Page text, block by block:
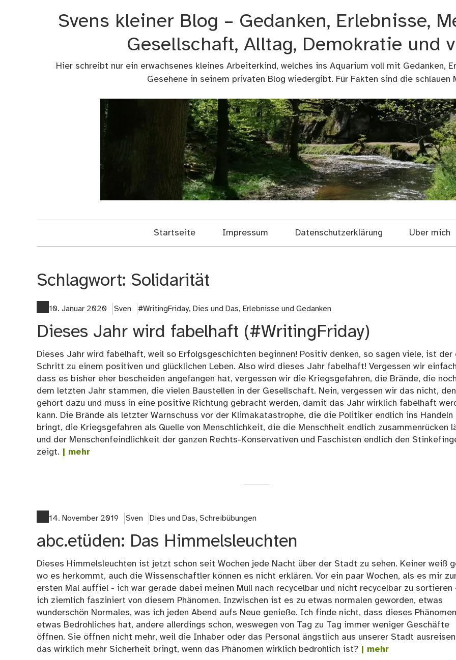
Svens kleiner Blog – Gedanken, Erlebnisse,
Gesellschaft, Alltag, Demokratie und
Hier schreibt nur ein erwachsenes kleines Arbeiterkind, welches ins Aquarium voll mit Gedanken,
Gesehene in seinem privaten Blog wiedergibt. Für Fakten sind die schlauen
Startseite Impressum Datenschutzerklärung Über mich
Schlagwort: Solidarität
10. Januar 2020 Sven #WritingFriday, Dies und Das, Erlebnisse und Gedanken
Dieses Jahr wird fabelhaft (#WritingFriday)
Dieses Jahr wird fabelhaft, weil so Erfolgsgeschichten beginnen! Positiv denken, so sagen viele, ist der
Schritt zu einem positiven und glücklichen Leben. Also wird dieses Jahr fabelhaft! Vergessen wir
dass es bisher eher bescheiden angefangen hat, vergessen wir die Kriegsgefahren, die Brände, die
dem letzten Jahr stammen, die vielen Baustellen in der Gesellschaft. Nein, vergessen wir das nicht,
gehört dazu und muss in eine positive Richtung gebracht werden, damit das Jahr wirklich fabelhaft
kann. Die Brände als letzter Warnschuss vor der Klimakatastrophe, die die Politiker endlich ins Handeln
bringt, die Kriegsgefahren als Quelle von Menschlichkeit, die die Menschheit endlich zusammenrücken
und der Menschenfeindlichkeit der ganzen Rechts-Konservativen und Faschisten endlich den
zeigt. | mehr
14. November 2019 Sven Dies und Das,Schreibübungen
abc.etüden: Das Himmelsleuchten
Dieses Himmelsleuchten ist jetzt schon seit Wochen jede Nacht über der Stadt zu sehen. Keiner weiß
wo es herkommt, auch die Wissenschaftler können es nicht erklären. Vor ein paar Wochen, als es mir
ersten Mal auffiel - ich war gerade dabei meinen Müll nach recycelbar und nicht recycelbar zu sortieren
ich ziemlich fasziniert von diesem Phänomen. Inzwischen ist es zu etwas normalen geworden, etwas
wunderschön Normales, was ich jeden Abend aufs Neue genieße. Ich finde nicht, dass dieses Phänomen
etwas Bedrohliches hat, andere allerdings schon, weswegen von Tag zu Tag immer weniger Geschäfte
öffnen. Sie öffnen nicht mehr, weil die Inhaber oder das Personal ängstlich aus unserer Stadt
das wirklich mehr Sicherheit bringt, wenn das Phänomen wirklich bedrohlich ist? | mehr